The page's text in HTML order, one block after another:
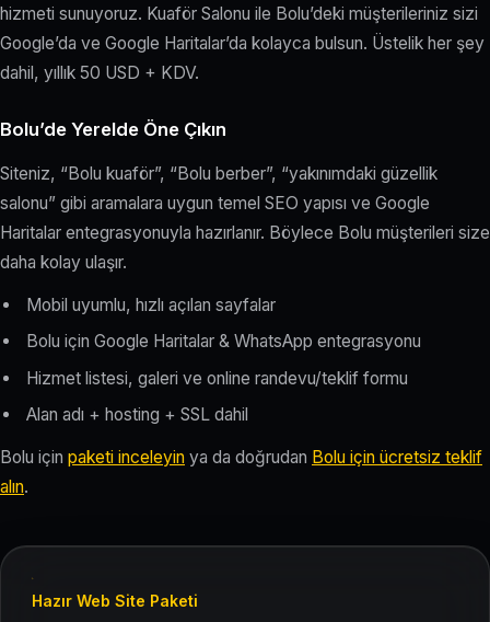
hizmeti sunuyoruz. Kuaför Salonu ile Bolu’deki müşterileriniz sizi
Google’da ve Google Haritalar’da kolayca bulsun. Üstelik her şey
dahil, yıllık 50 USD + KDV.
Bolu’de Yerelde Öne Çıkın
Siteniz, “Bolu kuaför”, “Bolu berber”, “yakınımdaki güzellik
salonu” gibi aramalara uygun temel SEO yapısı ve Google
Haritalar entegrasyonuyla hazırlanır. Böylece Bolu müşterileri size
daha kolay ulaşır.
Mobil uyumlu, hızlı açılan sayfalar
Bolu için Google Haritalar & WhatsApp entegrasyonu
Hizmet listesi, galeri ve online randevu/teklif formu
Alan adı + hosting + SSL dahil
Bolu için paketi inceleyin ya da doğrudan Bolu için ücretsiz teklif
alın.
Hazır Web Site Paketi